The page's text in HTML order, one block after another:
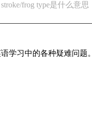
stroke/frog type是什么意思
学习中的各种疑难问题。